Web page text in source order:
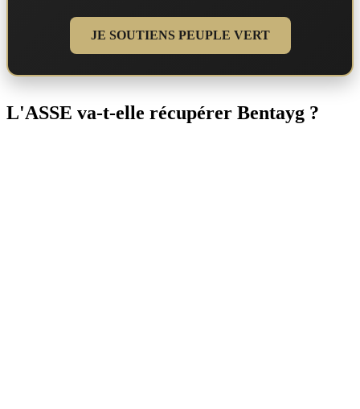
JE SOUTIENS PEUPLE VERT
L'ASSE va-t-elle récupérer Bentayg ?